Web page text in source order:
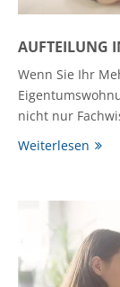
AUFTEILUNG
Wenn Sie Ihr
nicht nur
Weiterlesen